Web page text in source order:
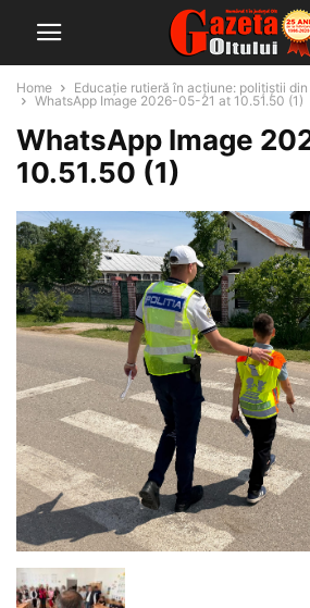
Home
Educație rutieră în acțiune: polițiștii
WhatsApp Image 2026-05-21 at 10.51.50 (1)
WhatsApp Image
10.51.50 (1)